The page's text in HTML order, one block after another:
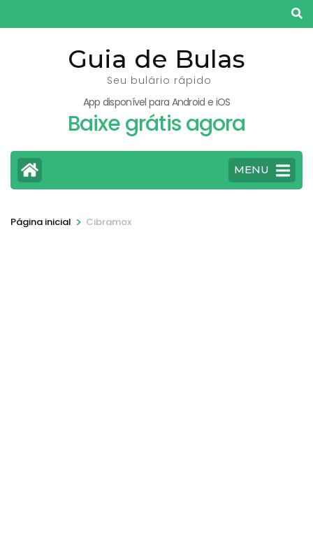
para
Guia de Bulas
Seu bulário rápido
App disponível para Android e iOS
Baixe grátis agora
MENU
Página inicial > Cibramox